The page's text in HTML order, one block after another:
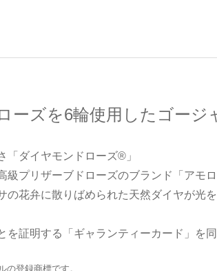
ーズを6輪使用したゴー
「ダイヤモンドローズ®」
級プリザーブドローズのブランド「アモ
の花弁に散りばめられた天然ダイヤが光
を証明する「ギャランティーカード」を
登録商標です。